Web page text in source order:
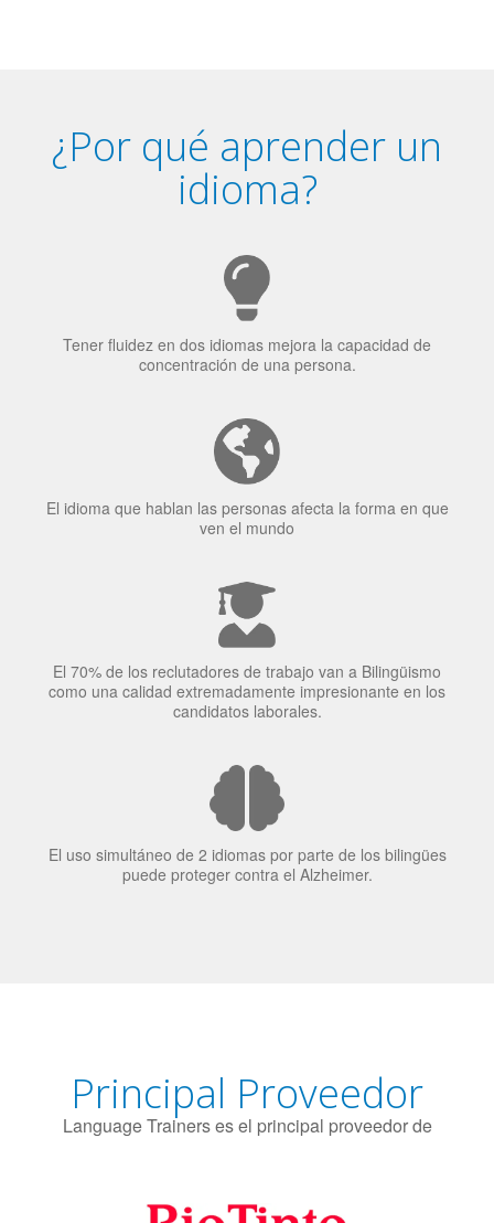
¿Por qué aprender un
idioma?
Tener fluidez en dos idiomas mejora la capacidad de
concentración de una persona.
El idioma que hablan las personas afecta la forma en que
ven el mundo
El 70% de los reclutadores de trabajo van a Bilingüismo
como una calidad extremadamente impresionante en los
candidatos laborales.
El uso simultáneo de 2 idiomas por parte de los bilingües
puede proteger contra el Alzheimer.
Principal Proveedor
Language Trainers es el principal proveedor de